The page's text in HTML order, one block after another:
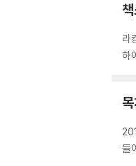
라
하
들